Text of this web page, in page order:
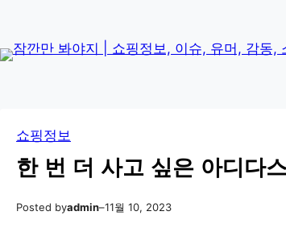
츠
content
쇼핑정보
한 번 더 사고 싶은 아디다
Posted byadmin–11월 10, 2023